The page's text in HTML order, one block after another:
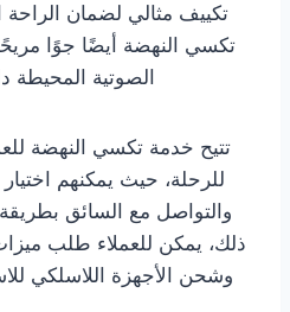
تكييف مثالي لضمان
تكسي النهضة أيضًا جوًا
الصوتية المحيطة
تتيح خدمة تكسي النهضة
للرحلة، حيث يمكنهم
والتواصل مع السائق بطريقة
ذلك، يمكن للعملاء طلب
وشحن الأجهزة اللاسلكي